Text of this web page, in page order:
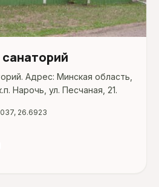
Адрес: Минская область,
Нарочь, ул. Песчаная, 21.
26.6923